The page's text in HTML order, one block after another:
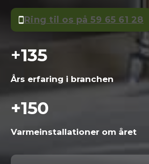
Ring til os på 59 65 61 28
+135
Års erfaring i branchen
+150
Varme­installationer om året